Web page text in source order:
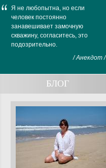
Я не любопытна, но если
человек постоянно
занавешивает замочную
скважину, согласитесь, это
подозрительно.
/ Анекдот /
БЛОГ